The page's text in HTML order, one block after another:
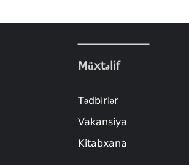
Müxtəlif
Tədbirlər
Vakansiya
Kitabxana